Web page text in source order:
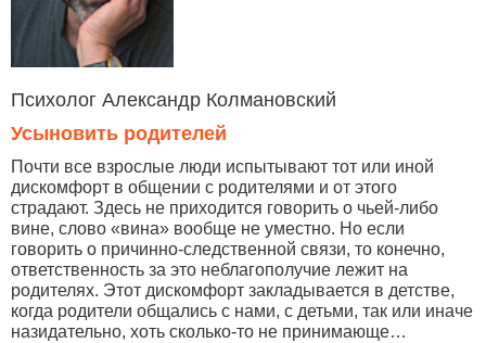
Психолог Александр Колмановский
Усыновить родителей
Почти все взрослые люди испытывают тот или иной
дискомфорт в общении с родителями и от этого
страдают. Здесь не приходится говорить о чьей-либо
вине, слово «вина» вообще не уместно. Но если
говорить о причинно-следственной связи, то конечно,
ответственность за это неблагополучие лежит на
родителях. Этот дискомфорт закладывается в детстве,
когда родители общались с нами, с детьми, так или иначе
назидательно, хоть сколько-то не принимающе…